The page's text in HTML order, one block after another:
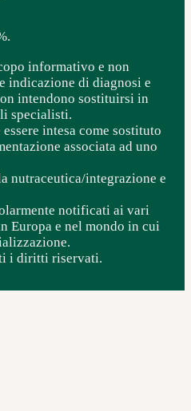
informativo e non
indicazione di diagnosi e
intendono sostituirsi in
specialisti.
intesa come sostituto
associata ad uno
nutraceutica/integrazione e
notificati ai vari
Europa e nel mondo in cui
i diritti riservati.